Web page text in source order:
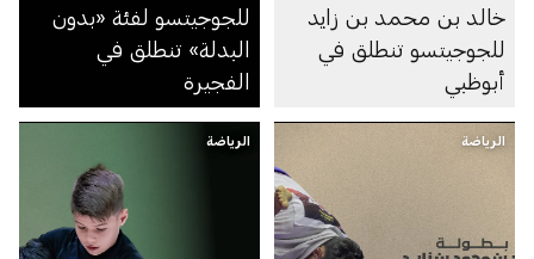
خالد بن محمد بن زايد
للجوجيتسو تنطلق في
أبوظبي
للجوجيتسو لفئة «بدون
البدلة» تنطلق في
الفجيرة
الرياضة الرياضة